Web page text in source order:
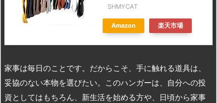
SHMYCAT
Amazon 楽天市場
家事は毎日のことです。だからこそ、手に触れる道具は、
妥協のない本物を選びたい。このハンガーは、自分への投
資としてはもちろん、新生活を始める方や、日頃から家事